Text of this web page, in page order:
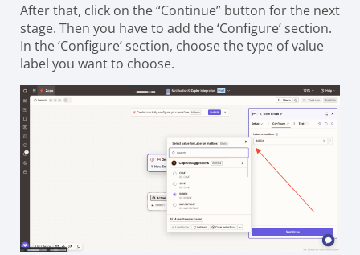
After that, click on the “Continue” button for the next
stage. Then you have to add the ‘Configure’ section.
In the ‘Configure’ section, choose the type of value
label you want to choose.